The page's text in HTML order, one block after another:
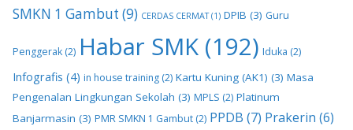
SMKN 1 Gambut (9) CERDAS CERMAT(1) DPIB (3) Guru
Penggerak (2) Habar SMK (192) Iduka (2)
Infografis (4) in house training (2) Kartu Kuning (AK1) (3) Masa
Pengenalan Lingkungan Sekolah (3) MPLS (2) Platinum
Banjarmasin (3) PMR SMKN 1 Gambut (2) PPDB (7) Prakerin (6)